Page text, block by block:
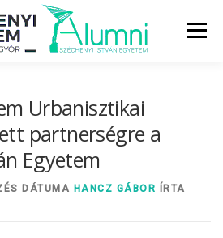
Menü
DIPLOMÁN TÚL
Urbanisztikai
partnerségre a
Egyetem
DÁTUMA HANCZ GÁBOR ÍRTA